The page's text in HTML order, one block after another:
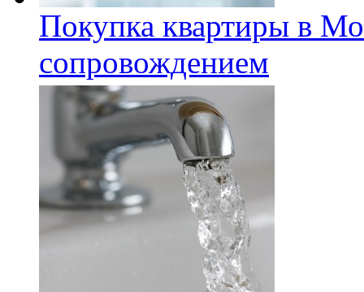
Покупка квартиры в
сопровождением